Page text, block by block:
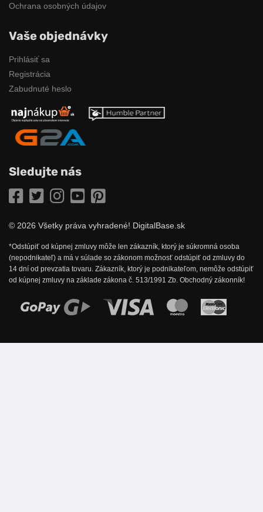
Ochrana osobných údajov
Vaše objednávky
Prihlásiť sa
Registrácia
Zabudnuté heslo
Sledujte nás
Facebook
TwitterInstagramYouTube
© 2026 Všetky práva vyhradené! DigitalBase.sk
*Odstúpiť od kúpnej zmluvy môže len zákazník, ktorý je súkromná osoba
(nepodnikateľ) a má v súlade so zákonom možnosť odstúpiť od zmluvy do
14 dní od prevzatia tovaru. Zákazník, ktorý je podnikateľom, nemôže odstúpiť
od kúpnej zmluvy na základe zákona č. 513/1991 Zb. Obchodný zákonník!
Možnosti online platby